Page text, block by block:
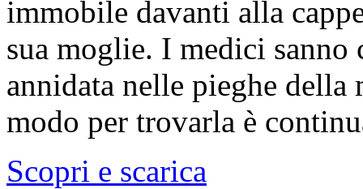
immobile davanti alla
sua moglie. I medici sanno
annidata nelle pieghe
modo per trovarla è
Scopri e scarica